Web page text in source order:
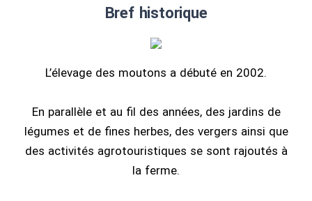
Bref historique
L’élevage des moutons a débuté en 2002.
En parallèle et au fil des années, des jardins de
légumes et de fines herbes, des vergers ainsi que
des activités agrotouristiques se sont rajoutés à
la ferme.